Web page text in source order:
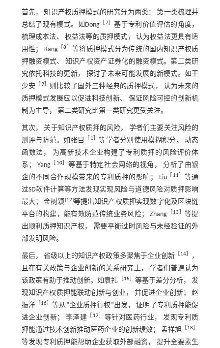
首先， 知识产权质押模式的研究分为两类： 第一类梳理并
总结了现有模式。如Dong［ 7］ 基于专利价值评估的角度，
梳理成本法、 权益法等的质押模式， 认为权益法更具有适
用性； Kang［8
等将质押模式分为传统的国内知识产权质
押融资模式、 知识产权资产证券化的融资模式。第二类研
究依托科技的更新， 探讨了未来可能发展的新模式。如王
少安
9］ 则比较了国外三种经典的质押模式， 认为未来的
质押模式发展应以促进科技创新、 保证风险可控的创新机
制为主导， 第二类研究比第一类研究更受关注。
其次， 关于知识产权质押的风险， 学者们主要关注风险的
测评与防范。如张目
1 ］等学者分别使用模糊积分、 动态
函数法， 为高新技术企业构建了专利质押的风险评价体
系； Yang［ 10］等基于特定社会网络的视角， 分析了由银
企的不同合作规模带来的专利质押的影响； Liu［ 11
等通
过SD软件计算等方法发现实现风险与道德风险对质押影响
最大； 金树颖 [12]等提出知识产权质押实现数字化及区块链
平台的构建，能有效防范传统业务风险； Zhang
13 ］等提
出顺利质押知识产权， 需要平衡过时风险与未经验证的外
部发明风险。
最后， 省级以上的知识产权政策多聚焦于企业创新 14
，
且在有关政策与企业创新的关系研究上， 学者们普遍认为
该政策有助于推动创新。如袁礼
15
等基于差分分析， 发
现知识产权质押能联动创新与创业， 并促进企业创新； 赵
振洋
16 ］等从“企业质押行权”出发， 证明了专利质押能促
进企业创新； 李泽建
17］ 等针对医药行业， 发现专利质
押能通过技术创新推动医药企业的创新绩效； 孟祥旭
18
等发现专利质押能帮助企业获取外部融资， 提升全要素生